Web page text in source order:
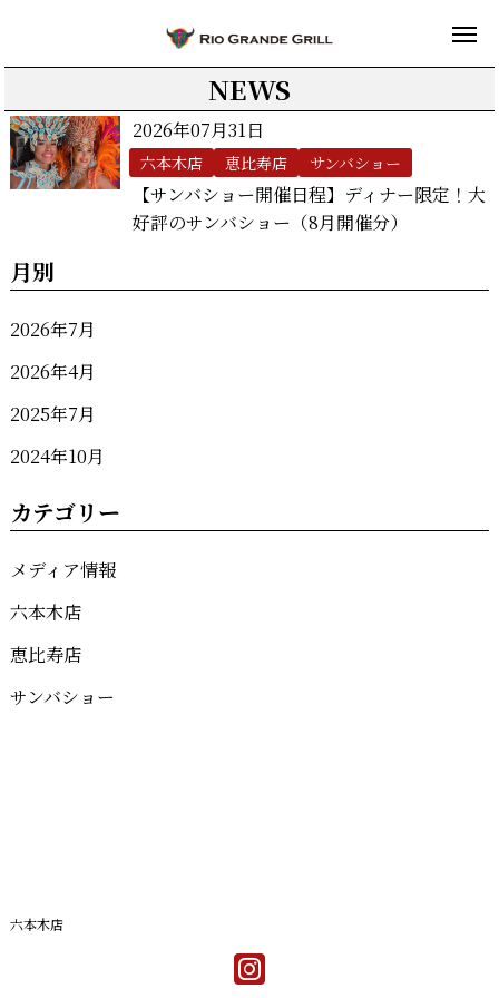
NEWS
2026年07月31日
六本木店 恵比寿店 サンバショー
【サンバショー開催日程】ディナー限定！大
好評のサンバショー（8月開催分）
月別
2026年7月
2026年4月
2025年7月
2024年10月
カテゴリー
メディア情報
六本木店
恵比寿店
サンバショー
六本木店